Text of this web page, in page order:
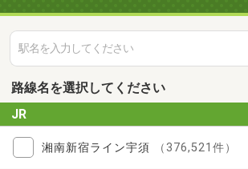
路線名を選択してください
JR
湘南新宿ライン宇須 （376,521件）